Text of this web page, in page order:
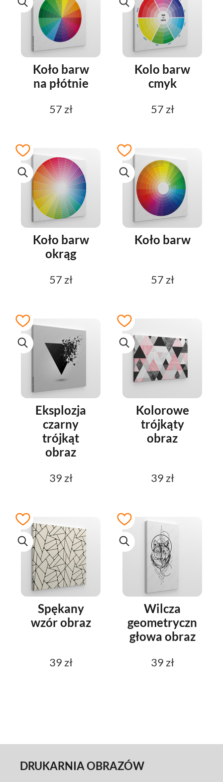
Koło barw
na płótnie
57 zł
Kolo barw
cmyk
57 zł
Koło barw
okrąg
57 zł
Koło barw
57 zł
Eksplozja
czarny
trójkąt
obraz
39 zł
Kolorowe
trójkąty
obraz
39 zł
Spękany
wzór obraz
39 zł
Wilcza
geometryczna
głowa obraz
39 zł
DRUKARNIA OBRAZÓW